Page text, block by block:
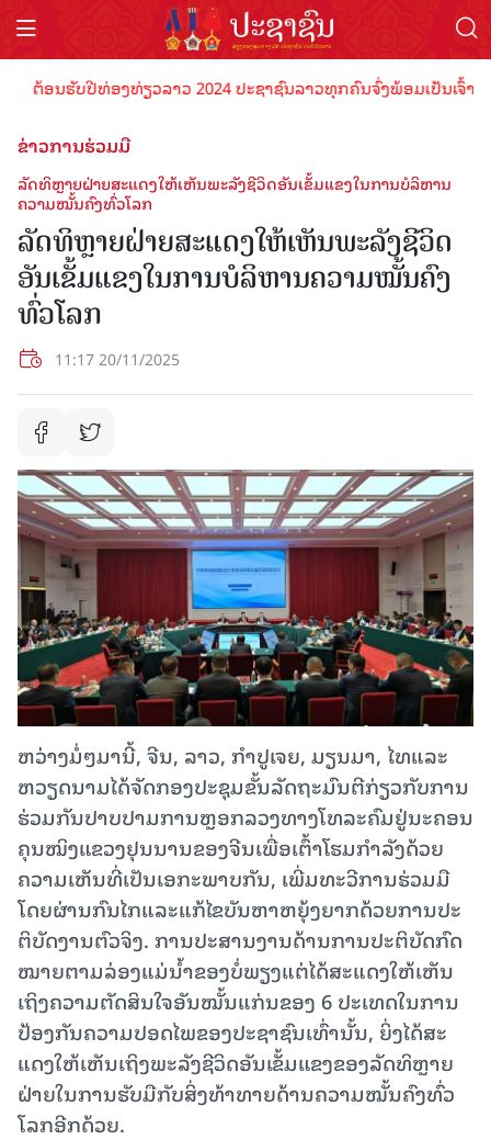
ອນຮັບປີທ່ອງທ່ຽວລາວ 2024 ປະຊາຊົນລາວທຸກຄົນຈົ່ງພ້ອມເປັນເຈົ້າພາ
ຂ່າວການຮ່ວມມື
ລັດ​ທິຫຼາຍ​ຝ່າຍ​​ສະ​ແດງ​ໃຫ້​ເຫັນພະ​ລັງ​ຊີ​ວິດ​ອັນ​ເຂັ້ມ​ແຂງ​ໃນ​ການ​ບໍ​ລິ​ຫານ​
ຄວາມ​ໝັ້ນ​ຄົງ​ທົ່ວ​ໂລກ
ລັດ​ທິຫຼາຍ​ຝ່າຍ​​ສະ​ແດງ​ໃຫ້​ເຫັນພະ​ລັງ​ຊີ​ວິດ​
ອັນ​ເຂັ້ມ​ແຂງ​ໃນ​ການ​ບໍ​ລິ​ຫານ​ຄວາມ​ໝັ້ນ​ຄົງ​
ທົ່ວ​ໂລກ
11:17 20/11/2025
ຫວ່າງ​ມໍ່ໆ​ມາ​ນີ້, ຈີນ, ລາວ, ກຳ​ປູ​ເຈຍ, ມຽນ​ມາ, ໄທແລະ
ຫວຽດ​ນາມ​ໄດ້​ຈັດ​ກອງ​ປະ​ຊຸມ​ຂັ້ນ​ລັດ​ຖະ​ມົນ​ຕີ​ກ່ຽວ​ກັບ​ການ​
ຮ່ວມ​ກັນ​​ປາບ​ປາມ​ການຫຼອກ​ລວງ​ທາງ​ໂທ​ລະ​ຄົມຢູ່​ນະ​ຄອນ​
ຄຸນ​ໝິງ​ແຂວງ​ຢຸນ​ນານ​ຂອງ​ຈີນເພື່ອ​ເຕົ້າ​ໂຮມ​ກຳ​ລັງ​ດ້ວຍ​
ຄວາມ​ເຫັນ​ທີ່​ເປັນ​ເອ​ກະ​ພາບ​ກັນ, ເພີ່ມ​ທະ​ວີ​ການ​ຮ່ວມ​ມື​
ໂດຍ​ຜ່ານກົນ​ໄກແລະແກ້​ໄຂ​ບັນ​ຫາ​ຫຍຸ້ງ​ຍາກ​ດ້ວຍ​ການປະ​
ຕິ​ບັດ​ງານ​ຕົວ​ຈິງ. ການ​ປະ​ສານ​ງານ​ດ້ານ​ການ​ປະ​ຕິ​ບັດ​ກົດ​
ໝາຍ​ຕາມ​ລ່ອງ​ແມ່​ນ້ຳ​ຂອງບໍ່​ພຽງ​ແຕ່​ໄດ້​ສະ​ແດງ​ໃຫ້​ເຫັນ​
ເຖິງ​ຄວາມ​ຕັດ​ສິນ​ໃຈ​ອັນ​ໝັ້ນ​ແກ່ນ​ຂອງ 6 ປະ​ເທດໃນ​ການ​
ປ້ອງ​ກັນ​ຄວາມ​ປອດ​ໄພ​ຂອງ​ປະ​ຊ​າ​ຊົນ​ເທົ່າ​ນັ້ນ, ຍິ່ງ​ໄດ້​ສະ​
ແດງ​ໃຫ້​ເຫັນ​ເຖິງ​ພະ​ລັງ​ຊີ​ວິດ​ອັນ​ເຂັ້ມ​ແຂງ​ຂອງ​ລັດ​ທິຫຼາຍ​
ຝ່າຍໃນ​ການ​ຮັບ​ມື​ກັບ​ສິ່ງ​ທ້າ​ທາຍ​ດ້ານ​ຄວາມ​ໝັ້ນ​ຄົງ​ທົ່ວ​
ໂລກ​ອີກ​ດ້ວຍ.